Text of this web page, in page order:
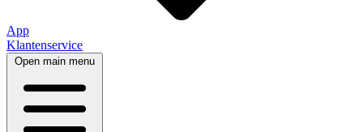
App
Klantenservice
Open main menu